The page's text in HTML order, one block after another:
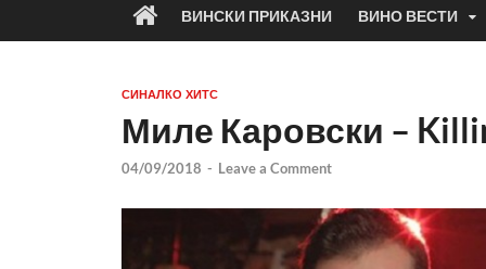
ВИНСКИ ПРИКАЗНИ ВИНО ВЕСТИ
СИНАЛКО ХИТС
Миле Каровски –
04/09/2018 - Leave a Comment